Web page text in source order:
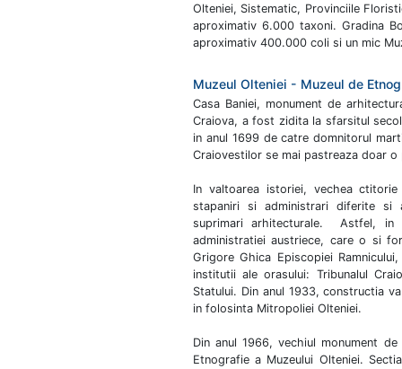
Olteniei, Sistematic, Provinciile
aproximativ 6.000 taxoni. Gradina
aproximativ 400.000 coli si un mic
Muzeul Olteniei - Muzeul de
Casa Baniei, monument de
Craiova, a fost zidita la sfarsitul
in anul 1699 de catre domnitorul
Craiovestilor se mai pastreaza doar
In valtoarea istoriei, vechea
stapaniri si administrari diferite si
suprimari arhitecturale. Astfel, in
administratiei austriece, care o si
Grigore Ghica Episcopiei
institutii ale orasului: Tribunalul
Statului. Din anul 1933, constructia
in folosinta Mitropoliei Olteniei.
Din anul 1966, vechiul monument
Etnografie a Muzeului Olteniei.